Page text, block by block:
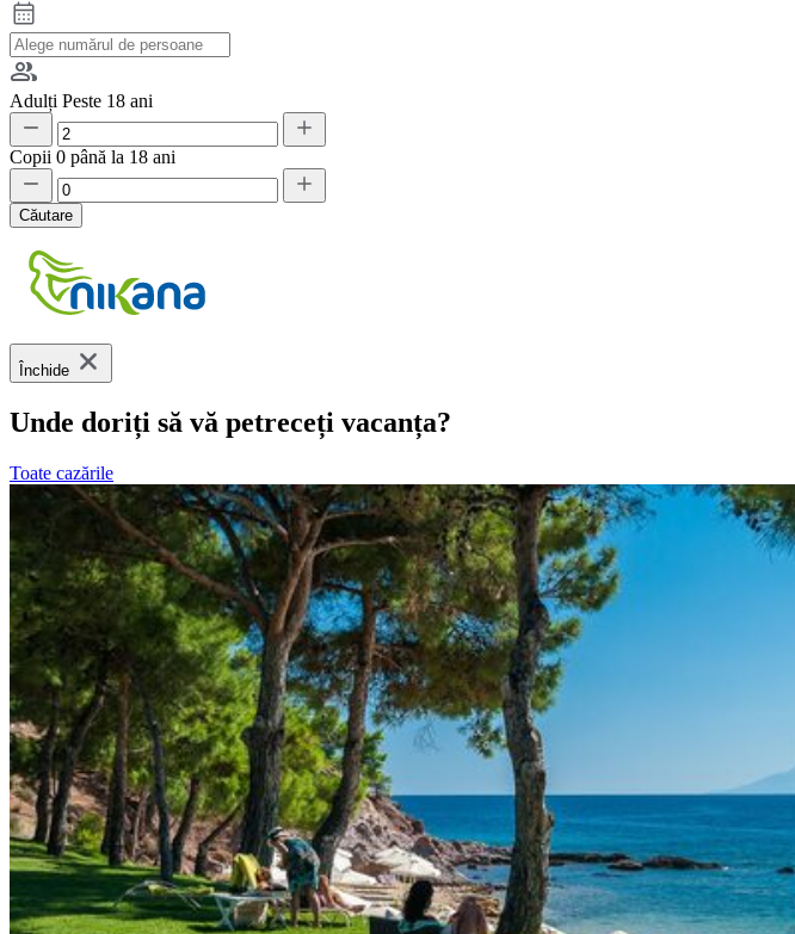
Adulți Peste 18 ani
Copii 0 până la 18 ani
Căutare
Închide
Unde doriți să vă petreceți vacanța?
Toate cazările